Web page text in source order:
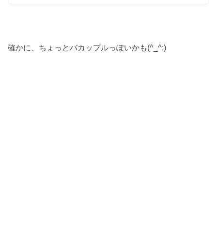
確かに、ちょっとバカップルっぽいかも(^_^;)